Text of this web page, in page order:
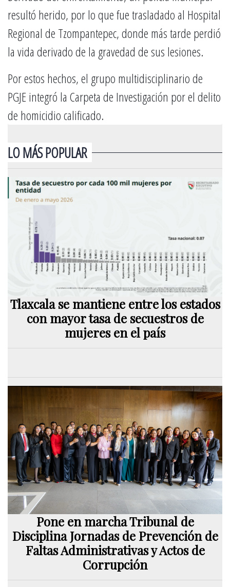
resultó herido, por lo que fue trasladado al Hospital
Regional de Tzompantepec, donde más tarde perdió
la vida derivado de la gravedad de sus lesiones.
Por estos hechos, el grupo multidisciplinario de
PGJE integró la Carpeta de Investigación por el delito
de homicidio calificado.
LO MÁS POPULAR
Tlaxcala se mantiene entre los estados
con mayor tasa de secuestros de
mujeres en el país
Pone en marcha Tribunal de
Disciplina Jornadas de Prevención de
Faltas Administrativas y Actos de
Corrupción